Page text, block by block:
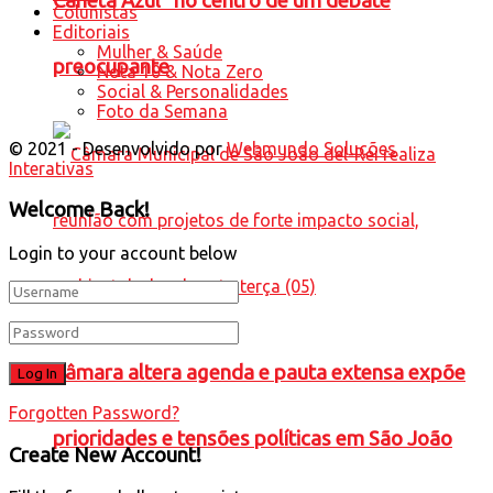
preocupante
Câmara altera agenda e pauta extensa expõe
prioridades e tensões políticas em São João
Colunistas
Editoriais
Mulher & Saúde
Nota 10 & Nota Zero
Social & Personalidades
Foto da Semana
© 2021 - Desenvolvido porWebmundo Soluções
Interativas
Welcome Back!
Login to your account below
Forgotten Password?
Create New Account!